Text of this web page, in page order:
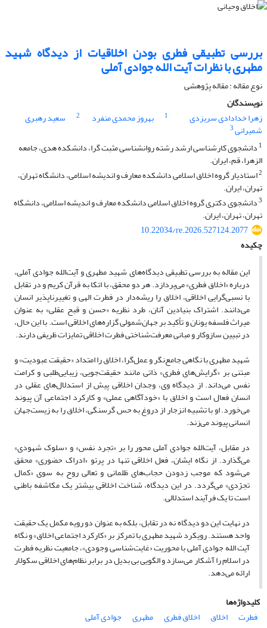
بررسی تطبیقی فطری بودن اخلاقیات از دیدگاه شهید
مطهری با نظرات آیت الله جوادی آملی
نوع مقاله : مقاله پژوهشی
نویسندگان
زهرا خدادادی سریزدی
1 بهروز محمدی منفرد 2 سعید رهبری
شمیرانی3
1 دانشجوی کارشناسی ارشد رشته روانشناسی مثبت گرا، دانشکده هدی، جامعه
الزهرا، قم، ایران.
2استادیار گروه اخلاق اسلامی دانشکده معارف و اندیشه اسلامی، دانشگاه تهران،
تهران، ایران.
3دانشجوی دکتری گروه اخلاق اسلامی دانشکده معارف و اندیشه اسلامی، دانشگاه
تهران، تهران، ایران.
10.22034/re.2026.527124.2077
چکیده
این مقاله به بررسی تطبیقی دیدگاه‌های شهید مطهری و آیت‌الله جوادی آملی،
درباره «اخلاق فطری» می‌پردازد. هر دو محقق، با اتکا به قرآن کریم و در تقابل
با نسبی‌گرایی اخلاقی، اخلاق را ریشه‌دار در فطرت الهی و تغییرناپذیر انسان
می‌دانند. اشتراک بنیادین آنان، طرد نظریه «حسن و قبح عقلی» به عنوان
میراث فلسفه یونان و تأکید بر جهان‌شمولی گزاره‌های اخلاقی است. با این حال،
در تبیین سازوکار و مبانی معرفت‌شناختی فطرت اخلاقی تمایزات ظریفی دارند.
شهید مطهری با نگاهی جامع‌نگر و عمل‌گرا، اخلاق را امتداد «حقیقت عبودیت» و
مبتنی بر «گرایش‌های فطری» ذاتی مانند حقیقت‌جویی، زیبایی‌طلبی و کرامت
نفس می‌داند. از دیدگاه وی، وجدان اخلاقی پیش از استدلال‌های عقلی در
انسان فعال است و اخلاق با «خودآگاهی عملی» و کارکرد اجتماعی آن پیوند
می‌خورد. او با تشبیه انزجار از دروغ به حس گرسنگی، اخلاق را به زیست‌جهان
انسانی پیوند می‌زند.
در مقابل، آیت‌الله جوادی آملی محور را بر «تجرد نفس» و «سلوک شهودی»
می‌گذارد. از نگاه ایشان، فعل اخلاقی تنها در پرتو «ادراک حضوری» محقق
می‌شود که موجب زدودن حجاب‌های ظلمانی و تعالی روح به سوی «کمال
تجرّدی» می‌گردد. در این دیدگاه، شناخت اخلاقی بیشتر یک مکاشفه باطنی
است تا یک فرآیند استدلالی.
در نهایت این دو دیدگاه نه در تقابل، بلکه به عنوان دو رویه مکمل یک حقیقت
واحد هستند. رویکرد شهید مطهری با تمرکز بر «کارکرد اجتماعی اخلاق» و نگاه
آیت الله جوادی آملی با محوریت «غایت‌شناسی وجودی»، جامعیت نظریه فطرت
در اسلام را آشکار می‌سازد و الگویی بی بدیل در برابر نظام‌های اخلاقی سکولار
ارائه می‌دهد.
کلیدواژه‌ها
فطرت
اخلاق اخلاق فطری مطهری
جوادی آملی